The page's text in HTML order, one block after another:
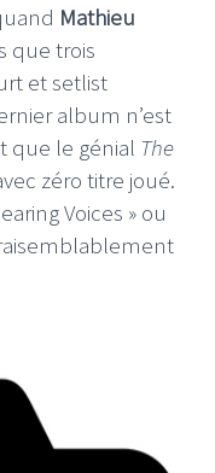
Mathieu
que trois
et setlist
album n’est
que le génial The
zéro titre joué.
Voices » ou